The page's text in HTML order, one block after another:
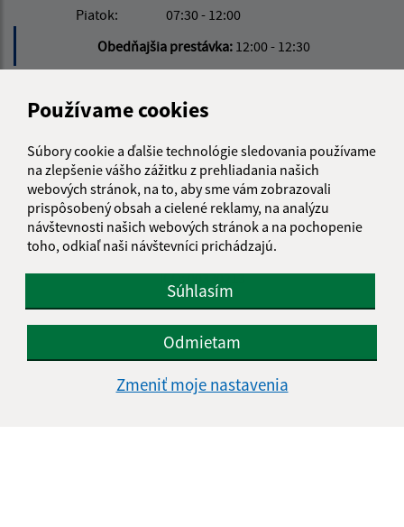
Používame cookies
Súbory cookie a ďalšie technológie sledovania používame
na zlepšenie vášho zážitku z prehliadania našich
webových stránok, na to, aby sme vám zobrazovali
prispôsobený obsah a cielené reklamy, na analýzu
návštevnosti našich webových stránok a na pochopenie
toho, odkiaľ naši návštevníci prichádzajú.
Súhlasím
Odmietam
Zmeniť moje nastavenia
Piatok:
07:30 - 12:00
Obedňajšia prestávka: 12:00 - 12:30
Kontakt:
Obecný úrad Šarišské Jastrabie
Šarišské Jastrabie 257
065 48 Šarišské Jastrabie
info@sarisskejastrabie.sk
+421 904 008 196
IČO: 00330213